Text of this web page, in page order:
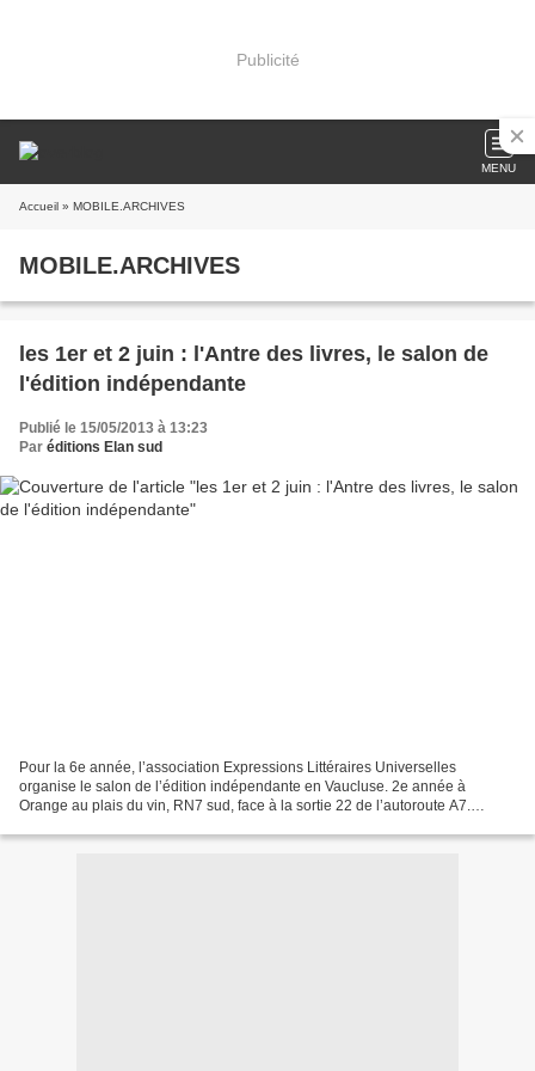
Publicité
MENU
Accueil » MOBILE.ARCHIVES
MOBILE.ARCHIVES
les 1er et 2 juin : l'Antre des livres, le salon de
l'édition indépendante
Publié le 15/05/2013 à 13:23
Par éditions Elan sud
Pour la 6e année, l’association Expressions Littéraires Universelles
organise le salon de l’édition indépendante en Vaucluse. 2e année à
Orange au plais du vin, RN7 sud, face à la sortie 22 de l’autoroute A7.